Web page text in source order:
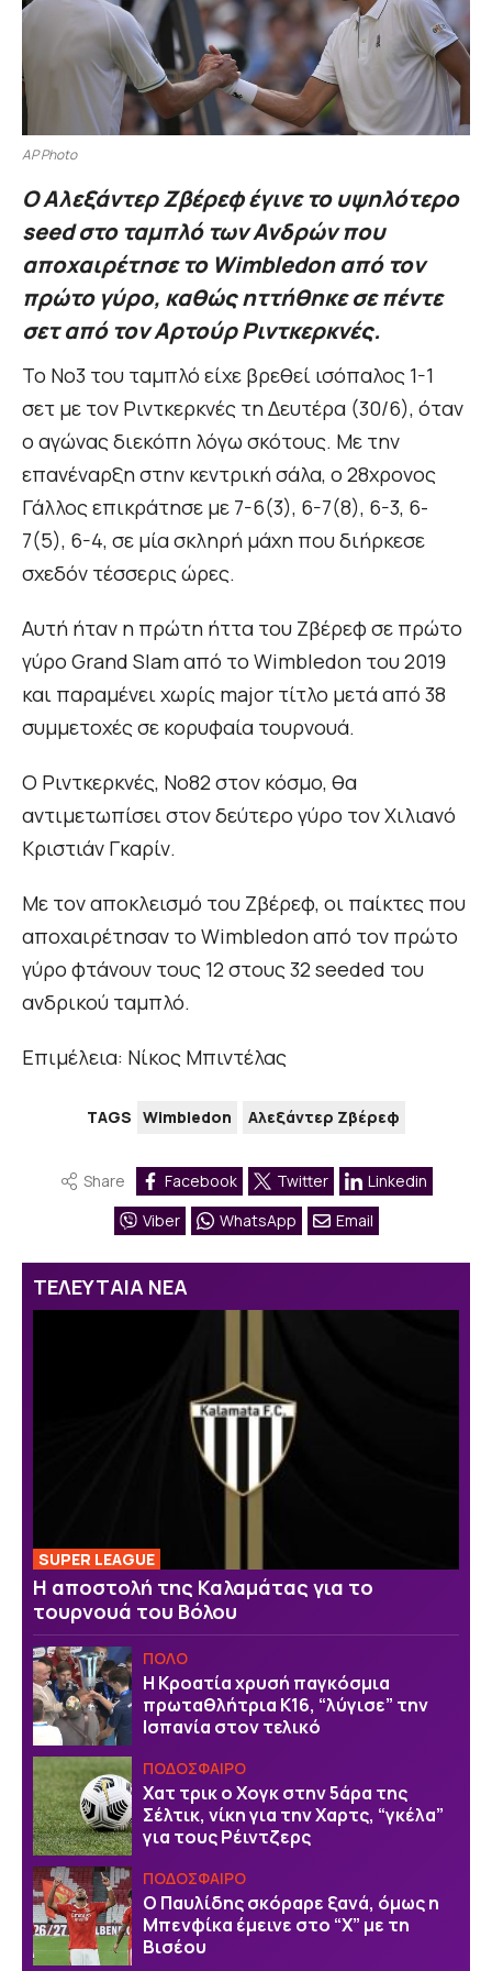
AP Photo
Ο Αλεξάντερ Ζβέρεφ έγινε το υψηλότερο
seed στο ταμπλό των Ανδρών που
αποχαιρέτησε το Wimbledon από τον
πρώτο γύρο, καθώς ηττήθηκε σε πέντε
σετ από τον Αρτούρ Ριντκερκνές.
Το Νο3 του ταμπλό είχε βρεθεί ισόπαλος 1-1
σετ με τον Ριντκερκνές τη Δευτέρα (30/6), όταν
ο αγώνας διεκόπη λόγω σκότους. Με την
επανέναρξη στην κεντρική σάλα, ο 28χρονος
Γάλλος επικράτησε με 7-6(3), 6-7(8), 6-3, 6-
7(5), 6-4, σε μία σκληρή μάχη που διήρκεσε
σχεδόν τέσσερις ώρες.
Αυτή ήταν η πρώτη ήττα του Ζβέρεφ σε πρώτο
γύρο Grand Slam από το Wimbledon του 2019
και παραμένει χωρίς major τίτλο μετά από 38
συμμετοχές σε κορυφαία τουρνουά.
Ο Ριντκερκνές, Νο82 στον κόσμο, θα
αντιμετωπίσει στον δεύτερο γύρο τον Χιλιανό
Κριστιάν Γκαρίν.
Με τον αποκλεισμό του Ζβέρεφ, οι παίκτες που
αποχαιρέτησαν το Wimbledon από τον πρώτο
γύρο φτάνουν τους 12 στους 32 seeded του
ανδρικού ταμπλό.
Επιμέλεια: Νίκος Μπιντέλας
TAGS Wimbledon Αλεξάντερ Ζβέρεφ
Share Facebook Twitter
Linkedin
Viber
WhatsApp Email
ΤΕΛΕΥΤΑΙΑ ΝΕΑ
SUPER LEAGUE
Η αποστολή της Καλαμάτας για το
τουρνουά του Βόλου
ΠΟΛΟ
Η Κροατία χρυσή παγκόσμια
πρωταθλήτρια Κ16, “λύγισε” την
Ισπανία στον τελικό
ΠΟΔΟΣΦΑΙΡΟ
Χατ τρικ ο Χογκ στην 5άρα της
Σέλτικ, νίκη για την Χαρτς, “γκέλα”
για τους Ρέιντζερς
ΠΟΔΟΣΦΑΙΡΟ
Ο Παυλίδης σκόραρε ξανά, όμως η
Μπενφίκα έμεινε στο “Χ” με τη
Βισέου